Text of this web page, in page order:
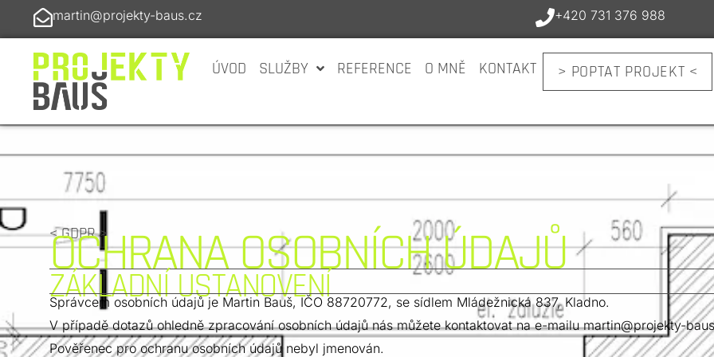
martin@projekty-baus.cz +420 731 376 988
ÚVOD SLUŽBY REFERENCE O MNĚ KONTAKT > POPTAT PROJEKT <
< GDPR >
OCHRANA OSOBNÍCH ÚDAJŮ
ZÁKLADNÍ USTANOVENÍ
Správcem osobních údajů je Martin Bauš, IČO 88720772, se sídlem Mládežnická 837, Kladno.
V případě dotazů ohledně zpracování osobních údajů nás můžete kontaktovat na e-mailumartin@projekty-
Pověřenec pro ochranu osobních údajů nebyl jmenován.